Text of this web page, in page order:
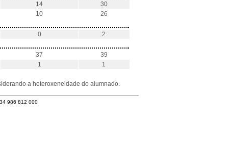
14
30
10 26
0 2
37
39
1 1
a heteroxeneidade do alumnado.
986 812 000